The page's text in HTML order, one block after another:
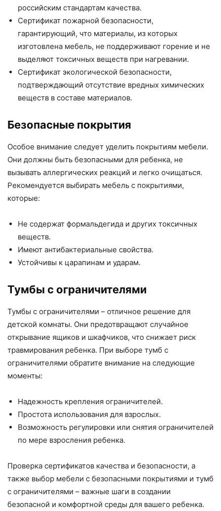
российским стандартам качества.
Сертификат пожарной безопасности,
гарантирующий, что материалы, из которых
изготовлена мебель, не поддерживают горение и не
выделяют токсичных веществ при нагревании.
Сертификат экологической безопасности,
подтверждающий отсутствие вредных химических
веществ в составе материалов.
Безопасные покрытия
Особое внимание следует уделить покрытиям мебели.
Они должны быть безопасными для ребенка, не
вызывать аллергических реакций и легко очищаться.
Рекомендуется выбирать мебель с покрытиями,
которые:
Не содержат формальдегида и других токсичных
веществ.
Имеют антибактериальные свойства.
Устойчивы к царапинам и ударам.
Тумбы с ограничителями
Тумбы с ограничителями – отличное решение для
детской комнаты. Они предотвращают случайное
открывание ящиков и шкафчиков, что снижает риск
травмирования ребенка. При выборе тумб с
ограничителями обратите внимание на следующие
моменты:
Надежность крепления ограничителей.
Простота использования для взрослых.
Возможность регулировки или снятия ограничителей
по мере взросления ребенка.
Проверка сертификатов качества и безопасности, а
также выбор мебели с безопасными покрытиями и тумб
с ограничителями – важные шаги в создании
безопасной и комфортной среды для вашего ребенка.